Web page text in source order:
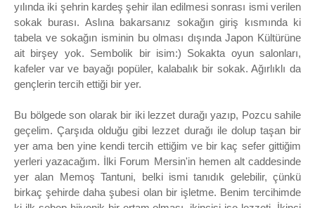
yılında iki şehrin kardeş şehir ilan edilmesi sonrası ismi verilen
sokak burası. Aslına bakarsanız sokağın giriş kısmında ki
tabela ve sokağın isminin bu olması dışında Japon Kültürüne
ait birşey yok. Sembolik bir isim:) Sokakta oyun salonları,
kafeler var ve bayağı popüler, kalabalık bir sokak. Ağırlıklı da
gençlerin tercih ettiği bir yer.
Bu bölgede son olarak bir iki lezzet durağı yazıp, Pozcu sahile
geçelim. Çarşıda olduğu gibi lezzet durağı ile dolup taşan bir
yer ama ben yine kendi tercih ettiğim ve bir kaç sefer gittiğim
yerleri yazacağım. İlki Forum Mersin'in hemen alt caddesinde
yer alan Memoş Tantuni, belki ismi tanıdık gelebilir, çünkü
birkaç şehirde daha şubesi olan bir işletme. Benim tercihimde